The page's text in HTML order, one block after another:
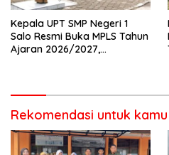
Kepala UPT SMP Negeri 1
Salo Resmi Buka MPLS Tahun
Ajaran 2026/2027,
Rekomendasi untuk kamu